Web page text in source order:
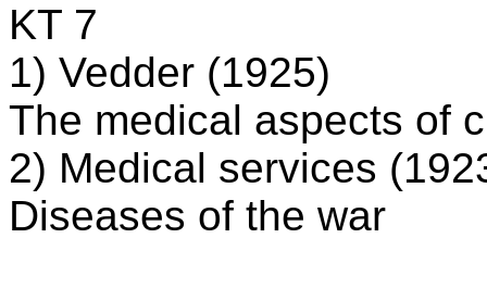
KT 7
1) Vedder (1925)
The medical aspects of
2) Medical services
Diseases of the war